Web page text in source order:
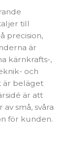
till
precision,
är
kärnkrafts-,
och
är beläget
är att
små, svåra
för kunden.